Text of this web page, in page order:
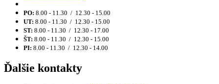
PO: 8.00 - 11.30 / 12.30 - 15.00
UT: 8.00 - 11.30 / 12.30 - 15.00
ST: 8.00 - 11.30 / 12.30 - 17.00
ŠT: 8.00 - 11.30 / 12.30 - 15.00
PI: 8.00 - 11.30 / 12.30 - 14.00
Ďalšie kontakty